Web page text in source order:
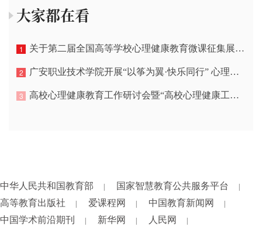
大家都在看
1 关于第二届全国高等学校心理健康教育微课征集展示活动遴选结果的公示
2 广安职业技术学院开展“以筝为翼·快乐同行” 心理团辅活动
3 高校心理健康教育工作研讨会暨“高校心理健康工作者之家”工作管理交流会会议通知
中华人民共和国教育部 | 国家智慧教育公共服务平台 |
高等教育出版社 | 爱课程网 | 中国教育新闻网 |
中国学术前沿期刊 | 新华网 | 人民网 |